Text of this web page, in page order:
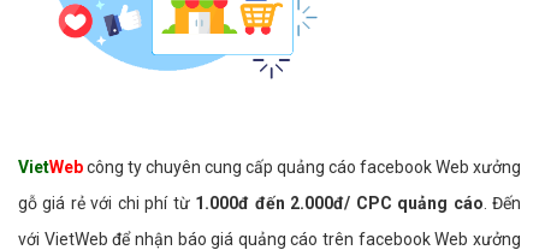
VietWebcông ty chuyên cung cấp quảng cáo facebook Web xưởng
gỗ giá rẻ với chi phí từ 1.000đ đến 2.000đ/ CPC quảng cáo . Đến
với VietWeb để nhận báo giá quảng cáo trên facebook Web xưởng